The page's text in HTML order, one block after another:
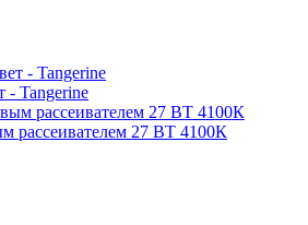
- Tangerine
рассеивателем 27 ВТ 4100К